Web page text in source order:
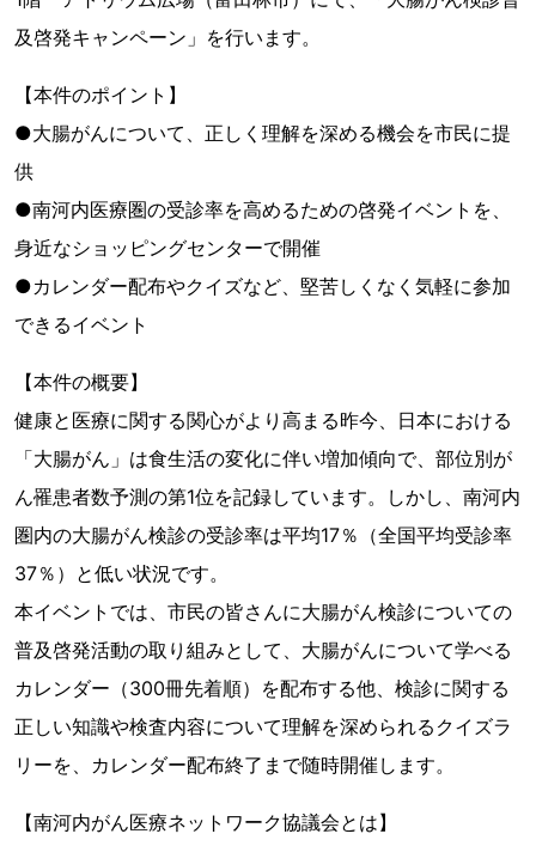
及啓発キャンペーン」を行います。
【本件のポイント】
●大腸がんについて、正しく理解を深める機会を市民に提
供
●南河内医療圏の受診率を高めるための啓発イベントを、
身近なショッピングセンターで開催
●カレンダー配布やクイズなど、堅苦しくなく気軽に参加
できるイベント
【本件の概要】
健康と医療に関する関心がより高まる昨今、日本における
「大腸がん」は食生活の変化に伴い増加傾向で、部位別が
ん罹患者数予測の第1位を記録しています。しかし、南河内
圏内の大腸がん検診の受診率は平均17％（全国平均受診率
37％）と低い状況です。
本イベントでは、市民の皆さんに大腸がん検診についての
普及啓発活動の取り組みとして、大腸がんについて学べる
カレンダー（300冊先着順）を配布する他、検診に関する
正しい知識や検査内容について理解を深められるクイズラ
リーを、カレンダー配布終了まで随時開催します。
【南河内がん医療ネットワーク協議会とは】